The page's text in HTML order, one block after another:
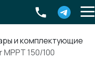
и комплектующие
150/100
Екатеринбург ,